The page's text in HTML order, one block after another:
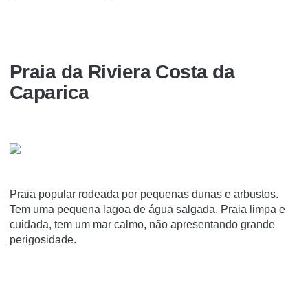
Praia da Riviera Costa da
Caparica
Praia popular rodeada por pequenas dunas e arbustos.
Tem uma pequena lagoa de água salgada. Praia limpa e
cuidada, tem um mar calmo, não apresentando grande
perigosidade.